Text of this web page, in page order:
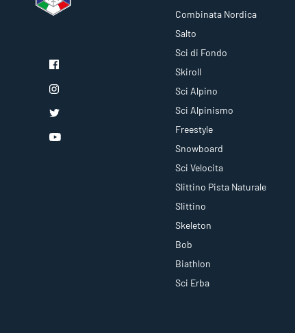
Combinata Nordica
Salto
Sci di Fondo
Skiroll
Sci Alpino
Sci Alpinismo
Freestyle
Snowboard
Sci Velocita
Slittino Pista Naturale
Slittino
Skeleton
Bob
Biathlon
Sci Erba